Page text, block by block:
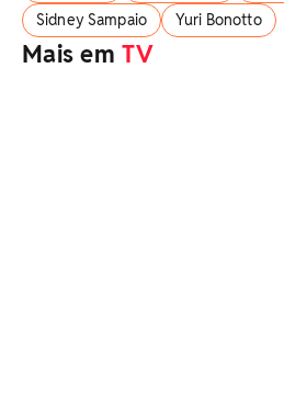
Sidney Sampaio
Yuri Bonotto
Mais emTV